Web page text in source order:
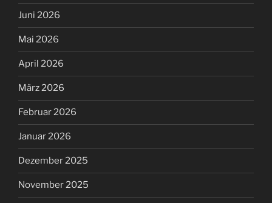
Juni 2026
Mai 2026
April 2026
März 2026
Februar 2026
Januar 2026
Dezember 2025
November 2025